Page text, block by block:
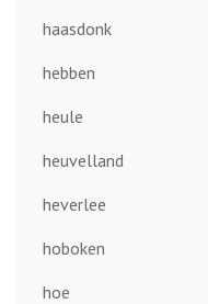
haasdonk
hebben
heule
heuvelland
heverlee
hoboken
hoe